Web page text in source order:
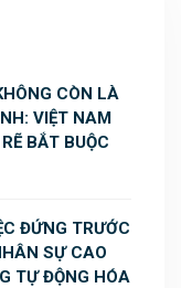
CÒN LÀ
VIỆT NAM
BẮT BUỘC
ĐỨNG TRƯỚC
SỰ CAO
TỰ ĐỘNG HÓA